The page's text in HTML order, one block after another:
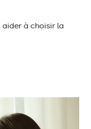
à choisir la